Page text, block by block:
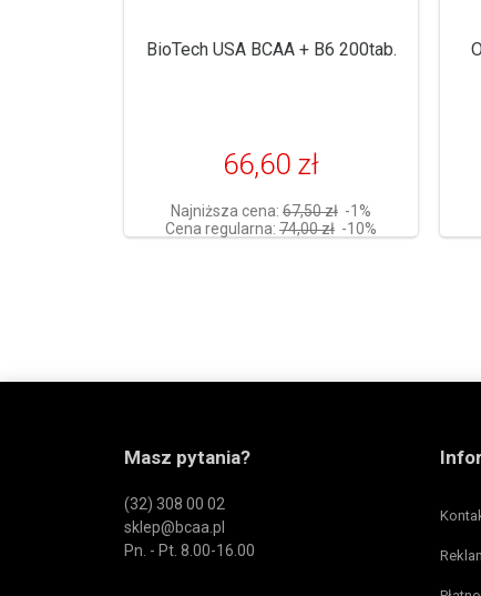
BioTech USA BCAA + B6 200tab.
66,60 zł
Najniższa cena: 67,50 zł -1%
Cena regularna: 74,00 zł -10%
Masz pytania?
(32) 308 00 02
sklep@bcaa.pl
Pn. - Pt. 8.00-16.00